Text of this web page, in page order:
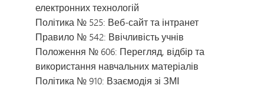
електронних технологій
Політика № 525: Веб-сайт та інтранет
Правило № 542: Ввічливість учнів
Положення № 606: Перегляд, відбір та
використання навчальних матеріалів
Політика № 910: Взаємодія зі ЗМІ